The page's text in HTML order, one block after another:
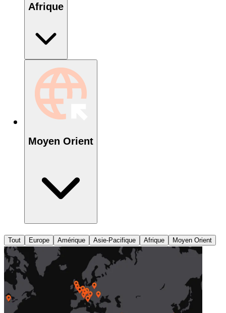
Afrique
Moyen Orient
Tout Europe Amérique Asie-Pacifique Afrique Moyen Orient